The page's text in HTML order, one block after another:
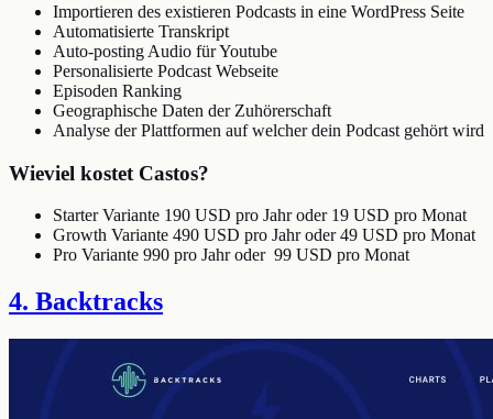
Importieren des existieren Podcasts in eine WordPress Seite
Automatisierte Transkript
Auto-posting Audio für Youtube
Personalisierte Podcast Webseite
Episoden Ranking
Geographische Daten der Zuhörerschaft
Analyse der Plattformen auf welcher dein Podcast gehört wird
Wieviel kostet Castos?
Starter Variante 190 USD pro Jahr oder 19 USD pro Monat
Growth Variante 490 USD pro Jahr oder 49 USD pro Monat
Pro Variante 990 pro Jahr oder 99 USD pro Monat
4. Backtracks